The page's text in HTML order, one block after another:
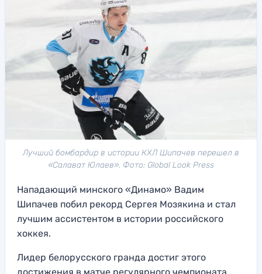
Лучший бомбардир в истории КХЛ Шипачев перешел в
«Салават Юлаев». Фото: Global Look Press
Нападающий минского «Динамо» Вадим
Шипачев побил рекорд Сергея Мозякина и стал
лучшим ассистентом в истории российского
хоккея.
Лидер белорусского гранда достиг этого